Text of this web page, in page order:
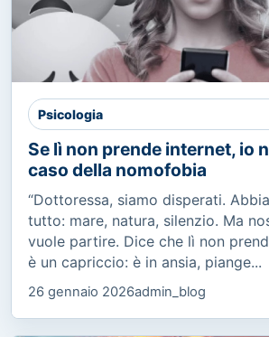
Psicologia
Se lì non prende internet, io
caso della nomofobia
“Dottoressa, siamo disperati.
tutto: mare, natura, silenzio. Ma
vuole partire. Dice che lì non
è un capriccio: è in ansia, piange...
26 gennaio 2026admin_blog